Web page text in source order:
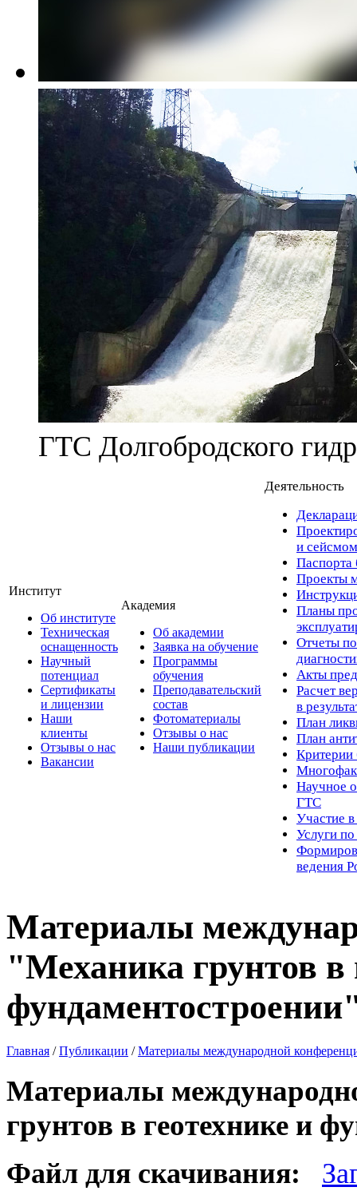
ГТС Долгобродского
Институт
Об институте
Техническая
оснащенность
Научный
потенциал
Сертификаты
и лицензии
Наши
клиенты
Отзывы о нас
Вакансии
Академия
Об академии
Заявка на обучение
Программы
обучения
Преподавательский
состав
Фотоматериалы
Отзывы о нас
Наши публикации
Деятельность
и
Паспорта
Проекты
Планы
Отчеты по
Акты
Расчет
в
План
План
Критерии
Научное
ГТС
Участие
Услуги
ведения
Материалы
"Механика грунтов в
Главная / Публикации / Материалы международной
Материалы
грунтов в геотехнике и
Файл для скачивания: